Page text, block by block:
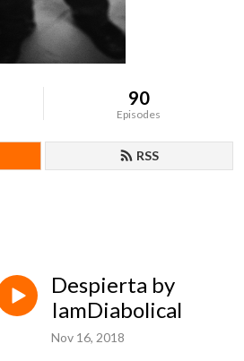
90
Episodes
RSS
Despierta by
IamDiabolical
Nov 16, 2018